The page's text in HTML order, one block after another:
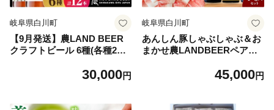
岐阜県白川町
【9月発送】農LAND BEER
クラフトビール 6種(各種2本)
お酒 セット 白川町 / Sunpo
ト 詰め合わせ クラフトビー
30,000円
岐阜県白川町
あんしん豚しゃぶしゃぶ＆お
まかせ農LANDBEERペアリ
肉 しゃぶしゃぶ ビール クラ
45,000円